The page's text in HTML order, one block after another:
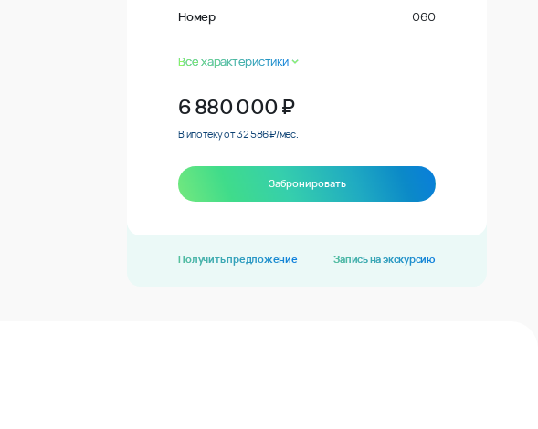
Номер 060
Все характеристики
6 880 000₽
В ипотеку от 32 586 ₽/мес.
Забронировать
Получить предложение Запись на экскурсию